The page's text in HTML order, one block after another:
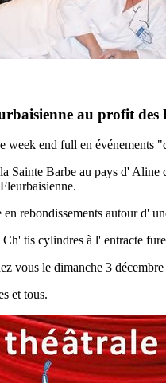
au profit des
week end full en événements
Sainte Barbe au pays d'
rebondissements autour d'
tis cylindres à l' entracte
vous le dimanche 3
et tous.